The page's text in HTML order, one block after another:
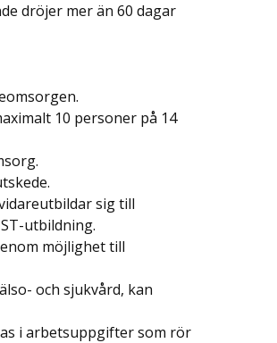
dröjer mer än 60 dagar
10 personer på 14
sig till
utbildning.
möjlighet till
och sjukvård, kan
i arbetsuppgifter som rör